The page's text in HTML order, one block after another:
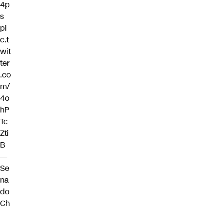
4p
s
pi
c.t
wit
ter
.co
m/
4o
hP
Tc
Zti
B
—
Se
na
do
Ch